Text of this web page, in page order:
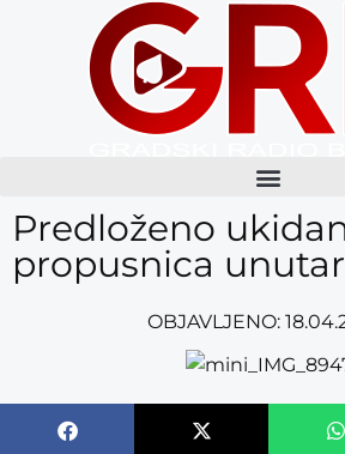
Predloženo
propusnica
OBJAVLJENO: